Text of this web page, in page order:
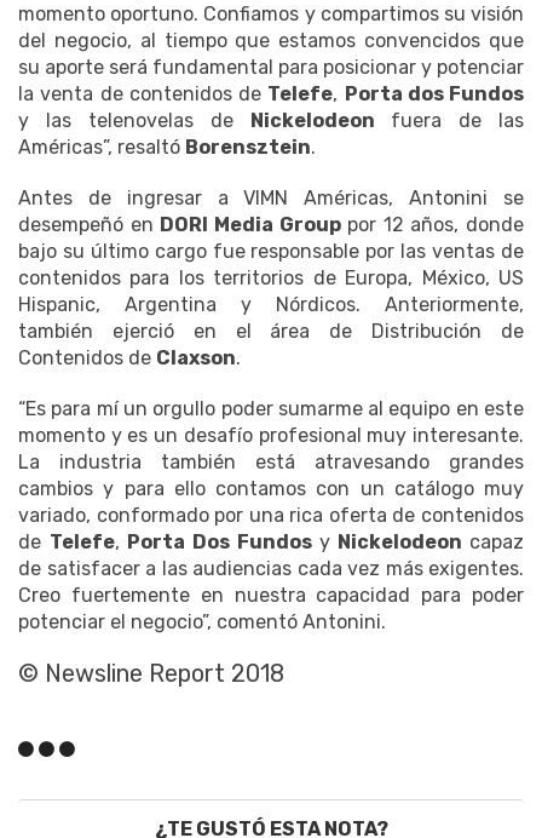
momento oportuno. Confiamos y compartimos su visión
del negocio, al tiempo que estamos convencidos que
su aporte será fundamental para posicionar y potenciar
la venta de contenidos de Telefe, Porta dos Fundos
y las telenovelas de Nickelodeon fuera de las
Américas”, resaltó Borensztein.
Antes de ingresar a VIMN Américas, Antonini se
desempeñó en DORI Media Grouppor 12 años, donde
bajo su último cargo fue responsable por las ventas de
contenidos para los territorios de Europa, México, US
Hispanic, Argentina y Nórdicos. Anteriormente,
también ejerció en el área de Distribución de
Contenidos de Claxson.
“Es para mí un orgullo poder sumarme al equipo en este
momento y es un desafío profesional muy interesante.
La industria también está atravesando grandes
cambios y para ello contamos con un catálogo muy
variado, conformado por una rica oferta de contenidos
de Telefe, Porta Dos Fundos y Nickelodeon capaz
de satisfacer a las audiencias cada vez más exigentes.
Creo fuertemente en nuestra capacidad para poder
potenciar el negocio”, comentó Antonini.
© Newsline Report 2018
¿TE GUSTÓ ESTA NOTA?